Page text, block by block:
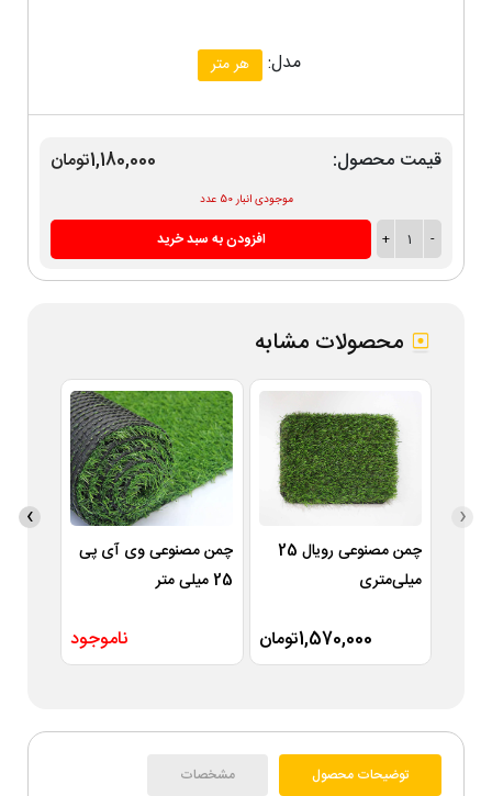
مدل: هر متر
قیمت محصول: 1,180,000تومان
موجودی انبار 50 عدد
-
1
+ افزودن به سبد خرید
محصولات مشابه
چمن مصنوعی رویال 25
میلی‌متری
1,570,000تومان
چمن مصنوعی وی آی پی
25 میلی متر
ناموجود
‹
›
توضیحات محصول مشخصات